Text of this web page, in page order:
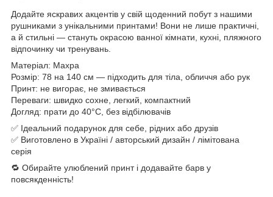
Додайте яскравих акцентів у свій щоденний побут з нашими
рушниками з унікальними принтами! Вони не лише практичні,
а й стильні — стануть окрасою ванної кімнати, кухні, пляжного
відпочинку чи тренувань.
Матеріал: Махра
Розмір: 78 на 140 см — підходить для тіла, обличчя або рук
Принт: не вигорає, не змивається
Переваги: швидко сохне, легкий, компактний
Догляд: прати до 40°C, без відбілювачів
✅ Ідеальний подарунок для себе, рідних або друзів
✅ Виготовлено в Україні / авторський дизайн / лімітована
серія
🔁 Обирайте улюблений принт і додавайте барв у
повсякденність!